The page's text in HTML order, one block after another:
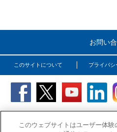
お問い
このサイトについて プライバシ
Copyright (C) OSG
このウェブサイトはユーザー体